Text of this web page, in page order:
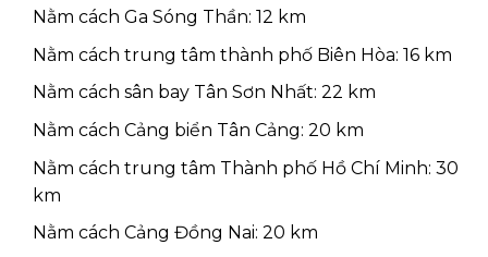
Nằm cách Ga Sóng Thần: 12 km
Nằm cách trung tâm thành phố Biên Hòa: 16 km
Nằm cách sân bay Tân Sơn Nhất: 22 km
Nằm cách Cảng biển Tân Cảng: 20 km
Nằm cách trung tâm Thành phố Hồ Chí Minh: 30
km
Nằm cách Cảng Đồng Nai: 20 km